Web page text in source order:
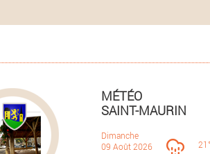
MÉTÉO
SAINT-MAURIN
Dimanche
09 Août 2026